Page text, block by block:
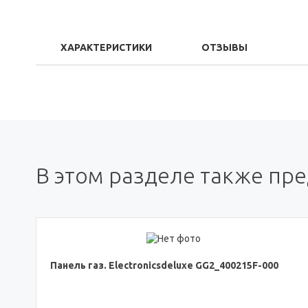
ХАРАКТЕРИСТИКИ ОТЗЫВЫ
В этом разделе также
Панель газ. Electronicsdeluxe GG2_400215F-000